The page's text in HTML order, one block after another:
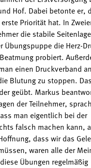
Hof. Dabei betonte er,
Priorität hat. In
die stabile
Übungspuppe die Herz-
probiert.
einen Druckverband
Blutung zu stoppen.
geübt. Markus
der Teilnehmer,
man eigentlich bei der
falsch machen kann,
dass wir das
waren alle der
Übungen regelmäßig